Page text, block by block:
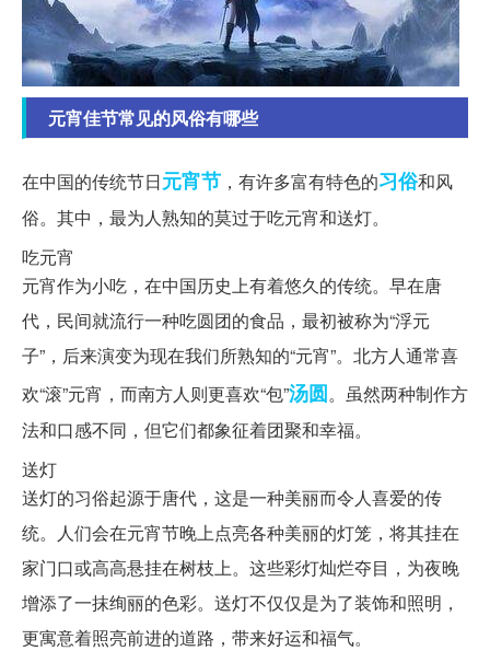
元宵佳节常见的风俗有哪些
在中国的传统节日元宵节 ，有许多富有特色的习俗和风
俗。其中，最为人熟知的莫过于吃元宵和送灯。
吃元宵
元宵作为小吃，在中国历史上有着悠久的传统。早在唐
代，民间就流行一种吃圆团的食品，最初被称为“浮元
子”，后来演变为现在我们所熟知的“元宵”。北方人通常喜
欢“滚”元宵，而南方人则更喜欢“包”汤圆。虽然两种制作方
法和口感不同，但它们都象征着团聚和幸福。
送灯
送灯的习俗起源于唐代，这是一种美丽而令人喜爱的传
统。人们会在元宵节晚上点亮各种美丽的灯笼，将其挂在
家门口或高高悬挂在树枝上。这些彩灯灿烂夺目，为夜晚
增添了一抹绚丽的色彩。送灯不仅仅是为了装饰和照明，
更寓意着照亮前进的道路，带来好运和福气。